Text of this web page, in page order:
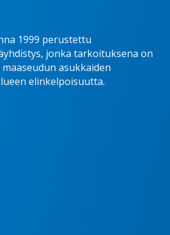
1999 perustettu
jonka tarkoituksena on
asukkaiden
elinkelpoisuutta.